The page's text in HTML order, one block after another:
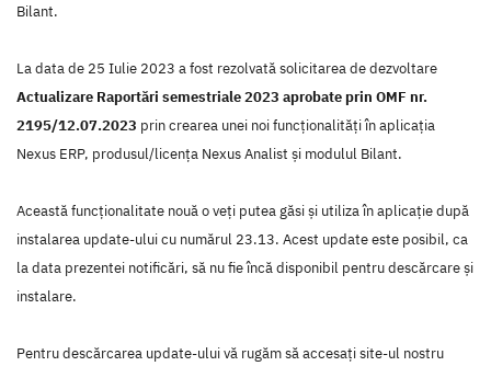
Bilant.
La data de 25 Iulie 2023 a fost rezolvată solicitarea de dezvoltare
Actualizare Raportări semestriale 2023 aprobate prin OMF nr.
2195/12.07.2023 prin crearea unei noi funcţionalităţi în aplicaţia
Nexus ERP, produsul/licenţa Nexus Analist şi modulul Bilant.
Această funcţionalitate nouă o veţi putea găsi şi utiliza în aplicaţie după
instalarea update-ului cu numărul 23.13. Acest update este posibil, ca
la data prezentei notificări, să nu fie încă disponibil pentru descărcare şi
instalare.
Pentru descărcarea update-ului vă rugăm să accesaţi site-ul nostru